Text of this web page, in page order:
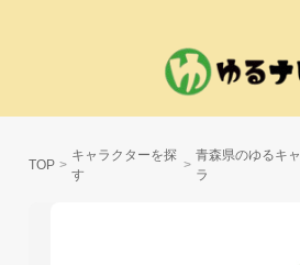
TOP
キャラクターを探
す
青森県のゆるキャ
ラ